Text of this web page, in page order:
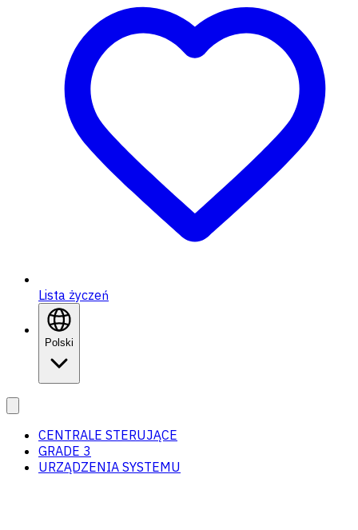
Lista życzeń
Polski
CENTRALE STERUJĄCE
GRADE 3
URZĄDZENIA SYSTEMU